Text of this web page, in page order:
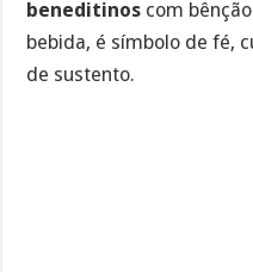
beneditinos com
bebida, é símbolo de fé,
de sustento.